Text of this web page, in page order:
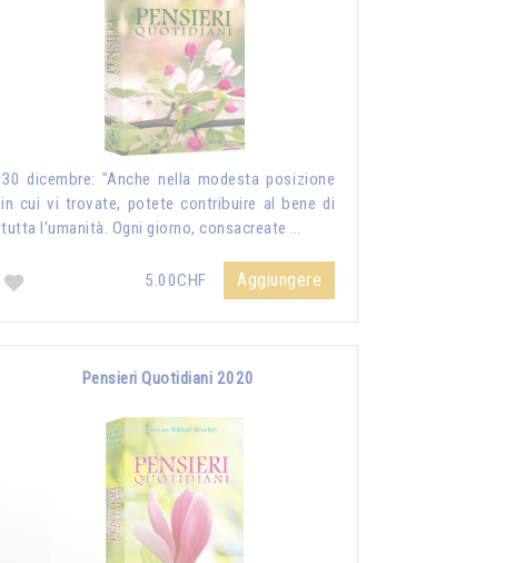
30 dicembre: "Anche nella modesta posizione
in cui vi trovate, potete contribuire al bene di
tutta l'umanità. Ogni giorno, consacreate …
5.00CHF Aggiungere
Pensieri Quotidiani 2020